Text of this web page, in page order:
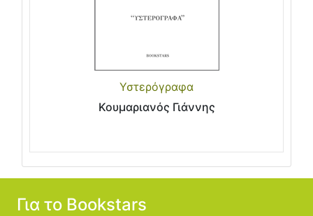
Υστερόγραφα
Κουμαριανός Γιάννης
Για το Bookstars